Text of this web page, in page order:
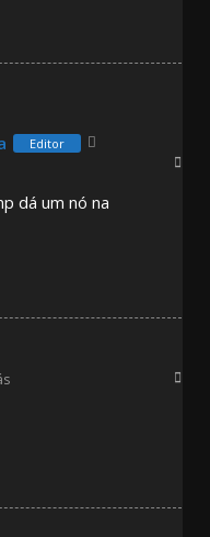
Editor
dá um nó na